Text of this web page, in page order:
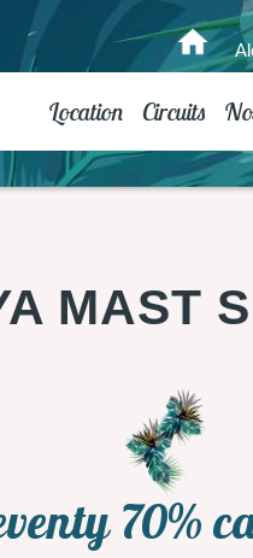
Location Circuits
MAST
70%